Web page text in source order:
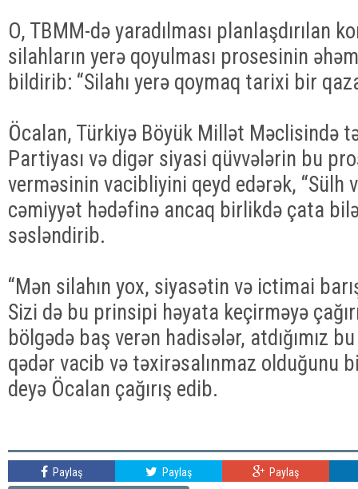
O, TBMM-də yaradılması planlaşdırılan
silahların yerə qoyulması prosesinin
bildirib: “Silahı yerə qoymaq tarixi bir
Öcalan, Türkiyə Böyük Millət Məclisində
Partiyası və digər siyasi qüvvələrin bu
verməsinin vacibliyini qeyd edərək, “Sülh
cəmiyyət hədəfinə ancaq birlikdə çata
səsləndirib.
“Mən silahın yox, siyasətin və ictimai
Sizi də bu prinsipi həyata keçirməyə
bölgədə baş verən hadisələr, atdığımız
qədər vacib və təxirəsalınmaz olduğunu
deyə Öcalan çağırış edib.
Paylaş Paylaş Paylaş